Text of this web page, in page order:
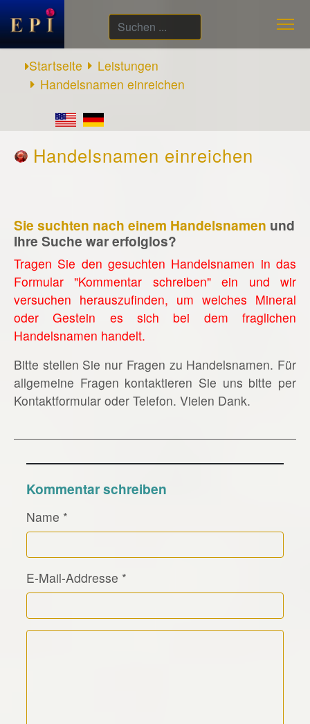
Suchen
...
Startseite
Leistungen
Handelsnamen einreichen
Handelsnamen einreichen
Sie suchten nach einem Handelsnamen und
Ihre Suche war erfolglos?
Tragen Sie den gesuchten Handelsnamen in das
Formular "Kommentar schreiben" ein und wir
versuchen herauszufinden, um welches Mineral
oder Gestein es sich bei dem fraglichen
Handelsnamen handelt.
Bitte stellen Sie nur Fragen zu Handelsnamen. Für
allgemeine Fragen kontaktieren Sie uns bitte per
Kontaktformular oder Telefon. Vielen Dank.
Kommentar schreiben
Name *
E-Mail-Addresse *
Kommentar Text